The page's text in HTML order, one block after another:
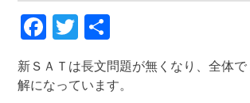
Facebook
Twitter
新ＳＡＴは長文問題が無くなり、全体
解になっています。